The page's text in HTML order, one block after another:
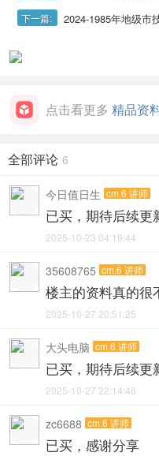
下一篇: 2024-1985年地级市技
点击看更多 精品资
全部评论 6
今日值日生 cm.6 讲师
已买，期待后续更
2025-10-23 04:19:44
35608765 cm.6 讲师
楼主的资料真的很
2025-10-27 20:51:25
大头电脑 cm.6 讲师
已买，期待后续更
2025-10-27 22:14:46
zc6688 cm.6 讲师
已买，感谢分享